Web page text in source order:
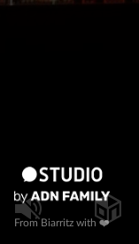
From Biarritz with ❤️